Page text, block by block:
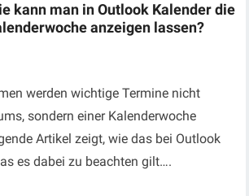
kann man in Outlook Kalender die
anzeigen lassen?
werden wichtige Termine nicht
sondern einer Kalenderwoche
Artikel zeigt, wie das bei Outlook
es dabei zu beachten gilt….